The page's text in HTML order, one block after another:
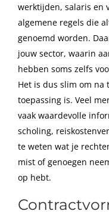
werktijden, salaris en
algemene regels die
genoemd worden.
jouw sector, waarin
hebben soms zelfs
Het is dus slim om na
toepassing is. Veel
vaak waardevolle
scholing,
te weten wat je
mist of genoegen
op hebt.